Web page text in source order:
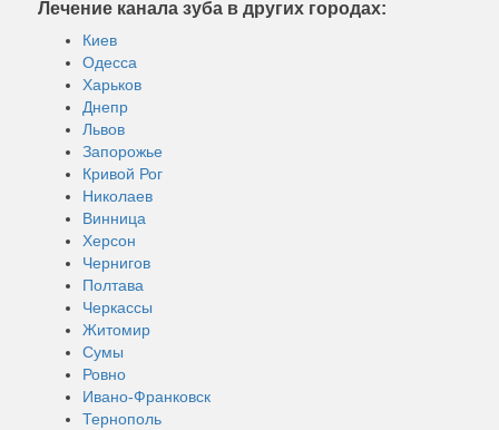
Лечение канала зуба в других городах:
Киев
Одесса
Харьков
Днепр
Львов
Запорожье
Кривой Рог
Николаев
Винница
Херсон
Чернигов
Полтава
Черкассы
Житомир
Сумы
Ровно
Ивано-Франковск
Тернополь